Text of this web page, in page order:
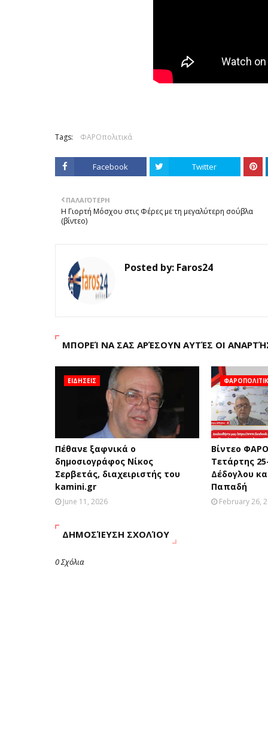
Tags: ΦΑΡΟπολιτικά
Facebook Twitter
ΠΑΛΑΙΌΤΕΡΗ
Η Γιορτή Μόσχου στις Φέρες με τη μεγαλύτερη σούβλα
(βίντεο)
Posted by: Faros24
ΜΠΟΡΕΊ ΝΑ ΣΑΣ ΑΡΈΣΟΥΝ ΑΥΤΈΣ ΟΙ
ΕΙΔΗΣΕΙΣ
Πέθανε ξαφνικά ο
δημοσιογράφος Νίκος
Σερβετάς, διαχειριστής του
kamini.gr
June 11, 2026
Βίντεο
Τετάρτης
Δέδογλου
Παπαδή
February 26,
ΔΗΜΟΣΊΕΥΣΗ ΣΧΟΛΊΟΥ
0 Σχόλια